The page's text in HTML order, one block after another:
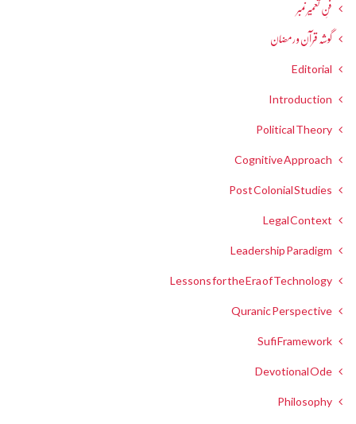
فنِ تعمیر نمبر
گوشہ قرآن و رمضان
Editorial
Introduction
Political Theory
Cognitive Approach
Post Colonial Studies
Legal Context
Leadership Paradigm
Lessons for the Era of Technology
Quranic Perspective
Sufi Framework
Devotional Ode
Philosophy